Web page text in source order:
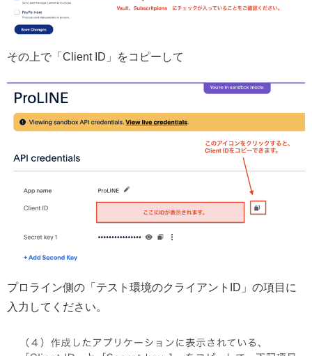
その上で「Client ID」をコピーして
プロライン側の「テスト環境のクライアントID」の項目に
入力してください。